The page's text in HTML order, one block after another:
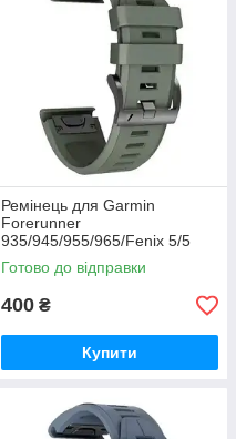
Ремінець для Garmin
Forerunner
935/945/955/965/Fenix 5/5
Plus/6/7/8-47 мм. (система
QuickFit - хакі)
Готово до відправки
400 ₴
Купити